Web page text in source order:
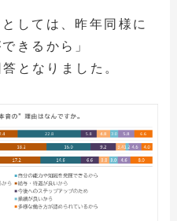
しては、昨年同様に
きるから」
となりました。